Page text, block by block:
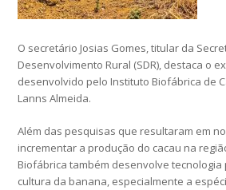
O secretário Josias Gomes, titular da
Desenvolvimento Rural (SDR), destaca o
desenvolvido pelo Instituto Biofábrica de
Lanns Almeida.
Além das pesquisas que resultaram em
incrementar a produção do cacau na
Biofábrica também desenvolve
cultura da banana, especialmente a